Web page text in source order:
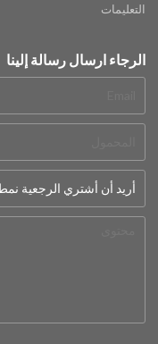
التعليمات
الرجاء ارسال رسالة إلينا